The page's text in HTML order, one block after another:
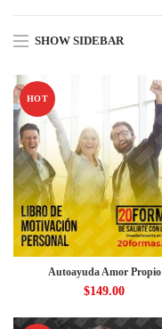
SHOW SIDEBAR
HOT
Autoayuda Amor Propio
$149.00